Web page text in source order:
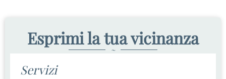
Esprimi la tua vicinanza
~
Servizi